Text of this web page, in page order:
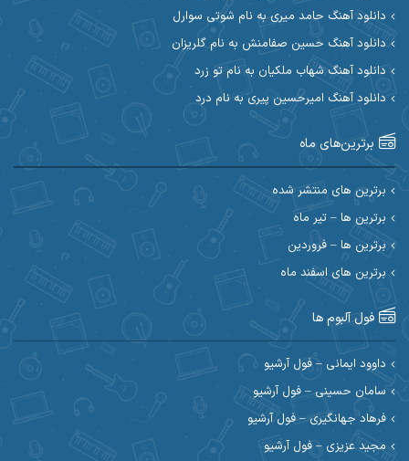
ابراهیم شمس ابوالحسن جاویدان
ابی حسینی
احسان آیینفر
احسان امیدوار
احسان حیدری احسان دریادل
احسان رمضانی احسان علیانی
احسان کریمی احسان کمری
احسان مرادیان احمد اسلامی
احمد بیرانوند
احمد صحراییان
احمد نازدار احمد نوریان
دانلود آهنگ حامد میری به نام شوتی سوارل
دانلود آهنگ حسین صفامنش به نام گلریزان
دانلود آهنگ شهاب ملکیان به نام تو زرد
دانلود آهنگ امیرحسین پیری به نام درد
برترین‌های ماه
برترین های منتشر شده
برترین ها – تیر ماه
برترین ها – فروردین
برترین های اسفند ماه
فول آلبوم ها
داوود ایمانی – فول آرشیو
سامان حسینی – فول آرشیو
فرهاد جهانگیری – فول آرشیو
مجید عزیزی – فول آرشیو